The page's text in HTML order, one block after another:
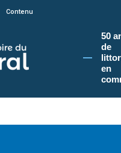
Conservatoire du littoral, vous
Contenu
50
de
en